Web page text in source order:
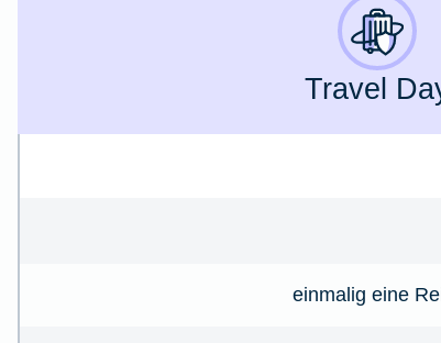
Travel
einmalig eine